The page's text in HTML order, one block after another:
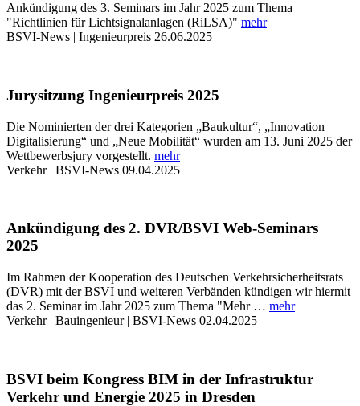
Ankündigung des 3. Seminars im Jahr 2025 zum Thema
"Richtlinien für Lichtsignalanlagen (RiLSA)" mehr
BSVI-News | Ingenieurpreis 26.06.2025
Jurysitzung Ingenieurpreis 2025
Die Nominierten der drei Kategorien „Baukultur“, „Innovation |
Digitalisierung“ und „Neue Mobilität“ wurden am 13. Juni 2025 der
Wettbewerbsjury vorgestellt. mehr
Verkehr | BSVI-News 09.04.2025
Ankündigung des 2. DVR/BSVI Web-Seminars
2025
Im Rahmen der Kooperation des Deutschen Verkehrsicherheitsrats
(DVR) mit der BSVI und weiteren Verbänden kündigen wir hiermit
das 2. Seminar im Jahr 2025 zum Thema "Mehr … mehr
Verkehr | Bauingenieur | BSVI-News 02.04.2025
BSVI beim Kongress BIM in der Infrastruktur
Verkehr und Energie 2025 in Dresden